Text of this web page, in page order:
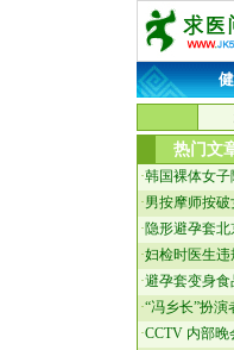
热门文
·韩国裸体女
·男按摩师按
·隐形避孕套北
·妇检时医生
·避孕套变身
·“冯乡长”扮演
·CCTV 内部